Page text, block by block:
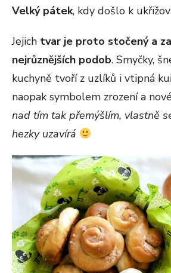
Velký pátek, kdy došlo k
Jejich tvar je proto stočený a
nejrůznějších podob. Smyčky,
kuchyně tvoří z uzlíků i vtipná
naopak symbolem zrození a
nad tím tak přemýšlím, vlastně
hezky uzavírá